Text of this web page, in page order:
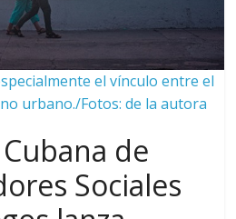
el vínculo entre el
urbano./Fotos: de la autora
de
Sociales